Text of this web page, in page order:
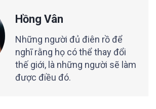
Hồng Vân
Những người đủ điên rồ để
nghĩ rằng họ có thể thay đổi
thế giới, là những người sẽ làm
được điều đó.